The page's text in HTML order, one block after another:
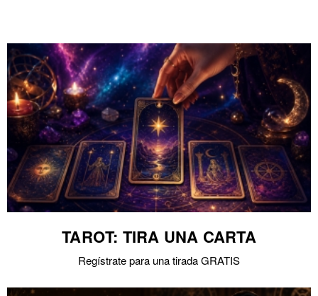
TAROT: TIRA UNA CARTA
Regístrate para una tirada GRATIS